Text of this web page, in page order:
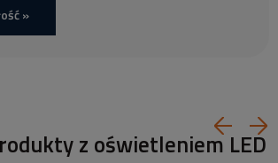
»
z oświetleniem LED